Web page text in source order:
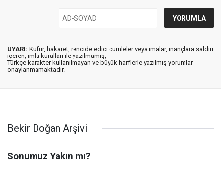
UYARI: Küfür, hakaret, rencide edici cümleler veya imalar, inançlara saldırı
içeren, imla kuralları ile yazılmamış,
Türkçe karakter kullanılmayan ve büyük harflerle yazılmış yorumlar
onaylanmamaktadır.
Bekir Doğan Arşivi
Sonumuz Yakın mı?